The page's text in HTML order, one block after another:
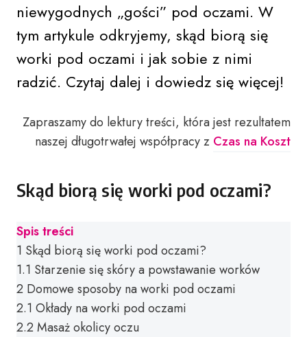
niewygodnych „gości” pod oczami. W
tym artykule odkryjemy, skąd biorą się
worki pod oczami i jak sobie z nimi
radzić. Czytaj dalej i dowiedz się więcej!
Zapraszamy do lektury treści, która jest rezultatem
naszej długotrwałej współpracy z Czas na Koszt
Skąd biorą się worki pod oczami?
Spis treści
1 Skąd biorą się worki pod oczami?
1.1 Starzenie się skóry a powstawanie worków
2 Domowe sposoby na worki pod oczami
2.1 Okłady na worki pod oczami
2.2Masaż okolicy oczu